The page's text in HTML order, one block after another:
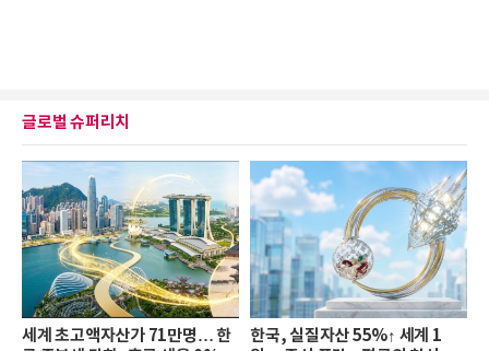
글로벌 슈퍼리치
세계 초고액자산가 71만명… 한
한국, 실질자산 55%↑ 세계 1